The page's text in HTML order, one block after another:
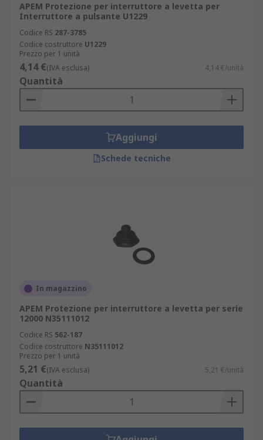
APEM Protezione per interruttore a levetta per
Interruttore a pulsante U1229
Codice RS 287-3785
Codice costruttore U1229
Prezzo per 1 unità
4,14 €(IVA esclusa) 4,14 €/unità
Quantità
Aggiungi
Schede tecniche
In magazzino
APEM Protezione per interruttore a levetta per serie
12000 N35111012
Codice RS 562-187
Codice costruttore N35111012
Prezzo per 1 unità
5,21 €(IVA esclusa) 5,21 €/unità
Quantità